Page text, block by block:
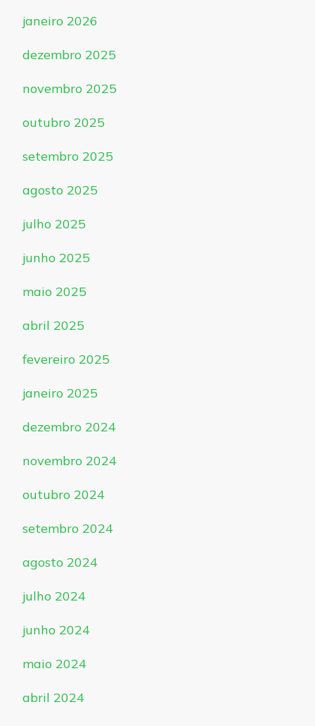
janeiro 2026
dezembro 2025
novembro 2025
outubro 2025
setembro 2025
agosto 2025
julho 2025
junho 2025
maio 2025
abril 2025
fevereiro 2025
janeiro 2025
dezembro 2024
novembro 2024
outubro 2024
setembro 2024
agosto 2024
julho 2024
junho 2024
maio 2024
abril 2024